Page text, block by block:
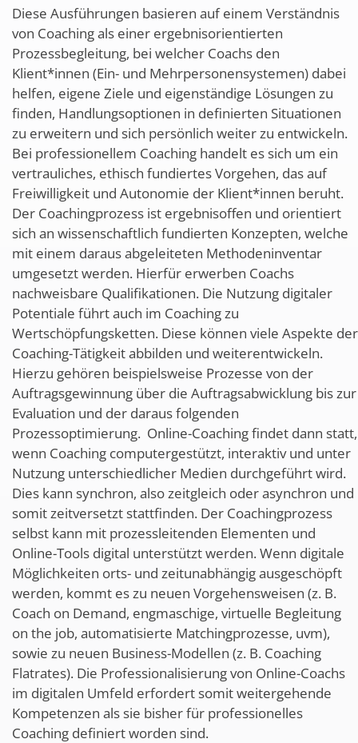
Diese Ausführungen basieren auf einem Verständnis
von Coaching als einer ergebnisorientierten
Prozessbegleitung, bei welcher Coachs den
Klient*innen (Ein- und Mehrpersonensystemen) dabei
helfen, eigene Ziele und eigenständige Lösungen zu
finden, Handlungsoptionen in definierten Situationen
zu erweitern und sich persönlich weiter zu entwickeln.
Bei professionellem Coaching handelt es sich um ein
vertrauliches, ethisch fundiertes Vorgehen, das auf
Freiwilligkeit und Autonomie der Klient*innen beruht.
Der Coachingprozess ist ergebnisoffen und orientiert
sich an wissenschaftlich fundierten Konzepten, welche
mit einem daraus abgeleiteten Methodeninventar
umgesetzt werden. Hierfür erwerben Coachs
nachweisbare Qualifikationen. Die Nutzung digitaler
Potentiale führt auch im Coaching zu
Wertschöpfungsketten. Diese können viele Aspekte der
Coaching-Tätigkeit abbilden und weiterentwickeln.
Hierzu gehören beispielsweise Prozesse von der
Auftragsgewinnung über die Auftragsabwicklung bis zur
Evaluation und der daraus folgenden
Prozessoptimierung. Online-Coaching findet dann statt,
wenn Coaching computergestützt, interaktiv und unter
Nutzung unterschiedlicher Medien durchgeführt wird.
Dies kann synchron, also zeitgleich oder asynchron und
somit zeitversetzt stattfinden. Der Coachingprozess
selbst kann mit prozessleitenden Elementen und
Online-Tools digital unterstützt werden. Wenn digitale
Möglichkeiten orts- und zeitunabhängig ausgeschöpft
werden, kommt es zu neuen Vorgehensweisen (z. B.
Coach on Demand, engmaschige, virtuelle Begleitung
on the job, automatisierte Matchingprozesse, uvm),
sowie zu neuen Business-Modellen (z. B. Coaching
Flatrates). Die Professionalisierung von Online-Coachs
im digitalen Umfeld erfordert somit weitergehende
Kompetenzen als sie bisher für professionelles
Coaching definiert worden sind.